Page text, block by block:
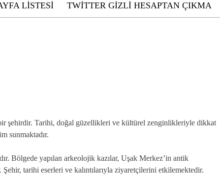
LISTESI TWITTER GIZLI HESAPTAN ÇIKMA
şehirdir. Tarihi, doğal güzellikleri ve kültürel zenginlikleriyle dikkat
sunmaktadır.
Bölgede yapılan arkeolojik kazılar, Uşak Merkez’in antik
tarihi eserleri ve kalıntılarıyla ziyaretçilerini etkilemektedir.